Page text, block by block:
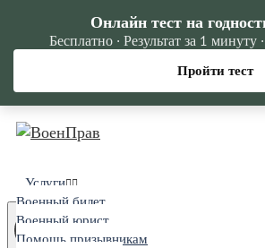
Услуги
Военный билет
Военный юрист
Помощь призывникам
Онлайн тест на
Бесплатно · Результат за 1
Пройти тест